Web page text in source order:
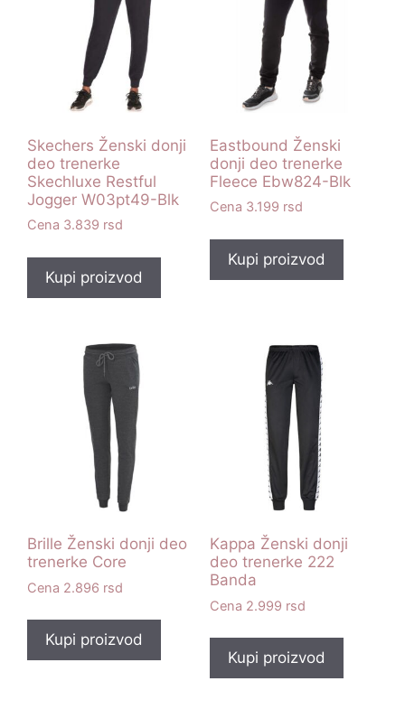
Skechers Ženski donji
deo trenerke
Skechluxe Restful
Jogger W03pt49-Blk
3.839 rsd
Kupi proizvod
Eastbound Ženski
donji deo trenerke
Fleece Ebw824-Blk
3.199 rsd
Kupi proizvod
Brille Ženski donji deo
trenerke Core
2.896 rsd
Kupi proizvod
Kappa Ženski donji
deo trenerke 222
Banda
2.999 rsd
Kupi proizvod